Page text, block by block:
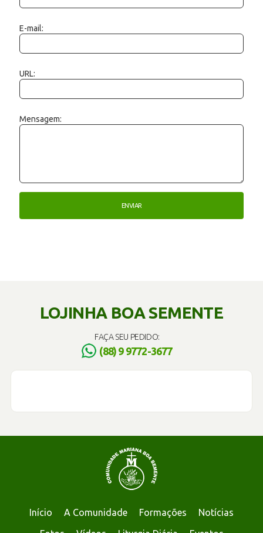
E-mail:
URL:
Mensagem:
LOJINHA BOA SEMENTE
FAÇA SEU PEDIDO:
(88) 9 9772-3677
Início A Comunidade Formações
Notícias